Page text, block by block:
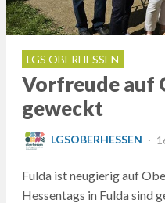
LGS OBERHESSEN
Vorfreude auf
geweckt
LGSOBERHESSEN
Fulda ist neugierig auf
Hessentags in Fulda sind